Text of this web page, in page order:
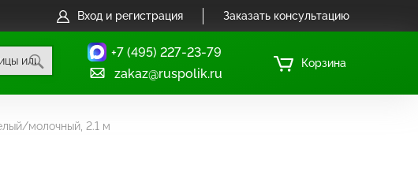
Вход и регистрация Заказать консультацию
+7 (495) 227-23-79
zakaz@ruspolik.ru
Корзина
молочный, 2.1 м